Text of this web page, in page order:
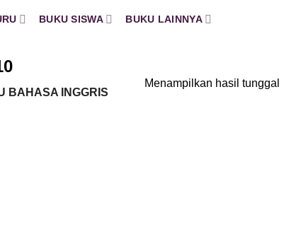
BUKU SISWA BUKU LAINNYA
BAHASA INGGRIS
Menampilkan hasil tunggal